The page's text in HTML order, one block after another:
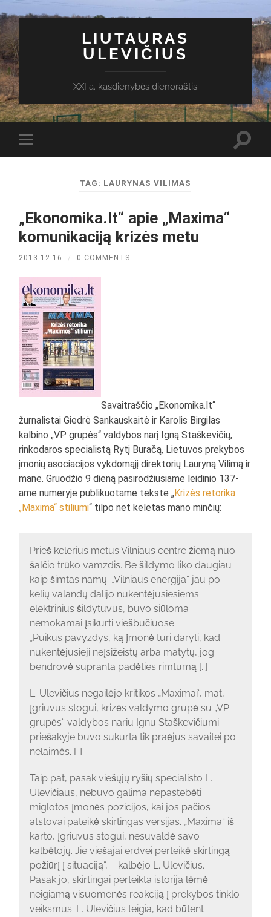
LIUTAURAS
ULEVIČIUS
XXI a. kasdienybės dienoraštis
Toggle
mobile
TAG: LAURYNAS VILIMAS
„Ekonomika.lt“ apie „Maxima“
komunikaciją krizės metu
2013.12.16 / 0 COMMENTS
Savaitraščio „Ekonomika.lt“
žurnalistai Giedrė Sankauskaitė ir Karolis Birgilas
kalbino „VP grupės“ valdybos narį Igną Staškevičių,
rinkodaros specialistą Rytį Buračą, Lietuvos prekybos
įmonių asociacijos vykdomąjį direktorių Lauryną Vilimą ir
mane. Gruodžio 9 dieną pasirodžiusiame leidinio 137-
ame numeryje publikuotame tekste „Krizės retorika
„Maxima“ stiliumi“ tilpo net keletas mano minčių:
Prieš kelerius metus Vilniaus centre žiemą nuo
šalčio trūko vamzdis. Be šildymo liko daugiau
kaip šimtas namų. „Vilniaus energija“ jau po
kelių valandų dalijo nukentėjusiesiems
elektrinius šildytuvus, buvo siūloma
nemokamai įsikurti viešbučiuose.
„Puikus pavyzdys, ką įmonė turi daryti, kad
nukentėjusieji neįsižeistų arba matytų, jog
bendrovė supranta padėties rimtumą [..]
L. Ulevičius negailėjo kritikos „Maximai“, mat,
įgriuvus stogui, krizės valdymo grupė su „VP
grupės“ valdybos nariu Ignu Staškevičiumi
priešakyje buvo sukurta tik praėjus savaitei po
nelaimės. [..]
Taip pat, pasak viešųjų ryšių specialisto L.
Ulevičiaus, nebuvo galima nepastebėti
miglotos įmonės pozicijos, kai jos pačios
atstovai pateikė skirtingas versijas. „Maxima“ iš
karto, įgriuvus stogui, nesuvaldė savo
kalbėtojų. Jie viešajai erdvei perteikė skirtingą
požiūrį į situaciją“, – kalbėjo L. Ulevičius.
Pasak jo, skirtingai perteikta istorija lėmė
neigiamą visuomenės reakciją į prekybos tinklo
veiksmus. L. Ulevičius teigia, kad būtent